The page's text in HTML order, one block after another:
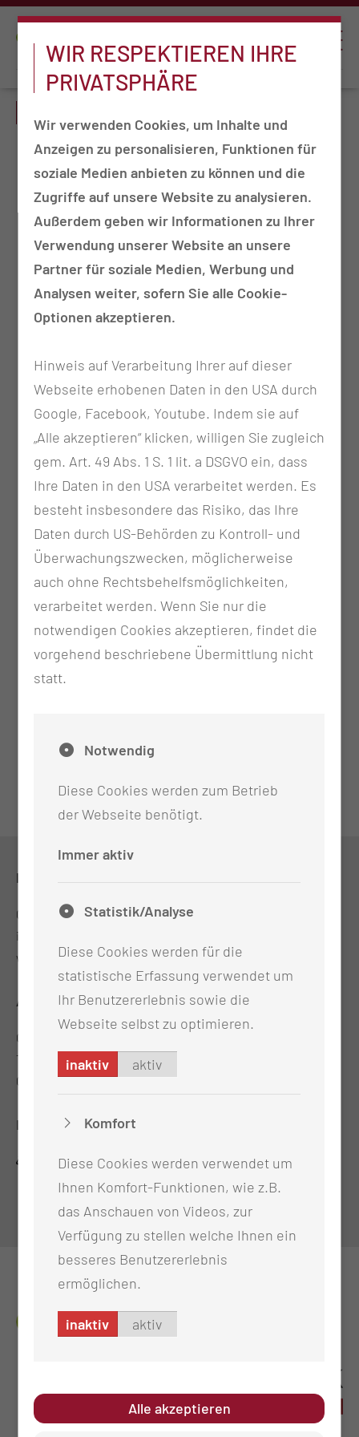
Anästhesiologie
Augenheilkunde
Chirurgie
Dermatologie
Frauenheilkunde und Geburtshilfe
Hals-Nasen-Ohrenheilkunde
Hausärztliche Versorgung / Sportmedizin /
Kinder- und Jugendmedizin
Laboratoriumsmedizin & Mikrobiologie
Neurochirurgie
Neurologie
Nuklearmedizin
Orthopädie und Unfallchirurgie
Pathologie
Psychotherapie
Radiologie
Radioonkologie / Strahlentherapie
Rheumatologie
Zentrum für Zahn-, Mund- und Kieferheilkunde
KONTAKT
0355 46-0
info@ctk.de
www.poliklinik.ctk.de
ADRESSE
CTK-Poliklinik GmbH (MVZ)
Thiemstr. 111
03048 Cottbus
RECHTLICHES
Impressum
Datenschutz
Cookie-Einstellungen
WIR RESPEKTIEREN IHRE
PRIVATSPHÄRE
Wir verwenden Cookies, um Inhalte und
Anzeigen zu personalisieren, Funktionen für
soziale Medien anbieten zu können und die
Zugriffe auf unsere Website zu analysieren.
Außerdem geben wir Informationen zu Ihrer
Verwendung unserer Website an unsere
Partner für soziale Medien, Werbung und
Analysen weiter, sofern Sie alle Cookie-
Optionen akzeptieren.
Hinweis auf Verarbeitung Ihrer auf dieser
Webseite erhobenen Daten in den USA durch
Google, Facebook, Youtube. Indem sie auf
„Alle akzeptieren“ klicken, willigen Sie zugleich
gem. Art. 49 Abs. 1 S. 1 lit. a DSGVO ein, dass
Ihre Daten in den USA verarbeitet werden. Es
besteht insbesondere das Risiko, das Ihre
Daten durch US-Behörden zu Kontroll- und
Überwachungszwecken, möglicherweise
auch ohne Rechtsbehelfsmöglichkeiten,
verarbeitet werden. Wenn Sie nur die
notwendigen Cookies akzeptieren, findet die
vorgehend beschriebene Übermittlung nicht
statt.
Notwendig
Diese Cookies werden zum Betrieb
der Webseite benötigt.
Immer aktiv
Statistik/Analyse
Diese Cookies werden für die
statistische Erfassung verwendet um
Ihr Benutzererlebnis sowie die
Webseite selbst zu optimieren.
inaktiv aktiv
Komfort
Diese Cookies werden verwendet um
Ihnen Komfort-Funktionen, wie z.B.
das Anschauen von Videos, zur
Verfügung zu stellen welche Ihnen ein
besseres Benutzererlebnis
ermöglichen.
inaktiv aktiv
Alle akzeptieren